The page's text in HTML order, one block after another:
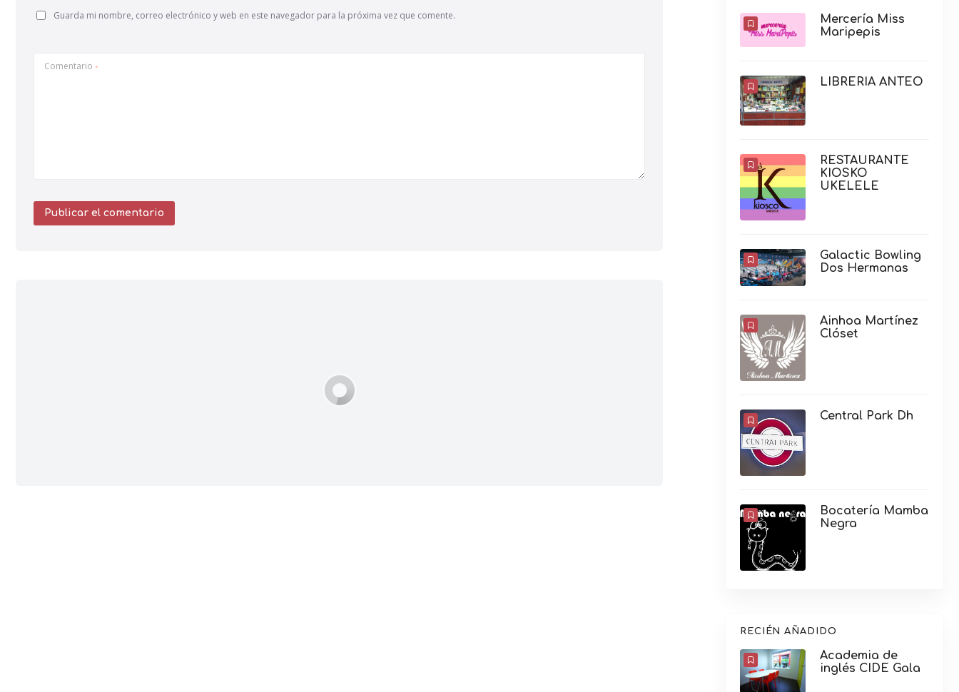
Guarda mi nombre, correo electrónico y web en este navegador para la próxima vez que comente.
Comentario *
Mercería Miss
Maripepis
LIBRERIA ANTEO
RESTAURANTE
KIOSKO
UKELELE
Galactic Bowling
Dos Hermanas
Ainhoa Martínez
Clóset
Central Park Dh
Bocatería Mamba
Negra
RECIÉN AÑADIDO
Academia de
inglés CIDE Gala